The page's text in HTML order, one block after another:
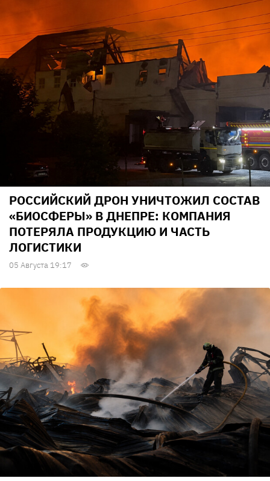
РОССИЙСКИЙ ДРОН УНИЧТОЖИЛ СОСТАВ
«БИОСФЕРЫ» В ДНЕПРЕ: КОМПАНИЯ
ПОТЕРЯЛА ПРОДУКЦИЮ И ЧАСТЬ
ЛОГИСТИКИ
05 Августа 19:17